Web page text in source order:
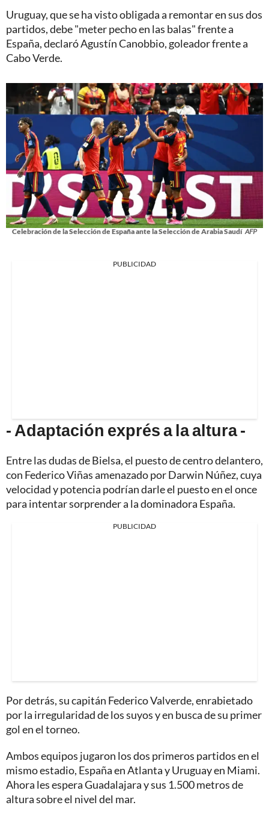
Uruguay, que se ha visto obligada a remontar en sus dos
partidos, debe "meter pecho en las balas" frente a
España, declaró Agustín Canobbio, goleador frente a
Cabo Verde.
Celebración de la Selección de España ante la Selección de Arabia Saudí AFP
PUBLICIDAD
- Adaptación exprés a la altura -
Entre las dudas de Bielsa, el puesto de centro delantero,
con Federico Viñas amenazado por Darwin Núñez, cuya
velocidad y potencia podrían darle el puesto en el once
para intentar sorprender a la dominadora España.
PUBLICIDAD
Por detrás, su capitán Federico Valverde, enrabietado
por la irregularidad de los suyos y en busca de su primer
gol en el torneo.
Ambos equipos jugaron los dos primeros partidos en el
mismo estadio, España en Atlanta y Uruguay en Miami.
Ahora les espera Guadalajara y sus 1.500 metros de
altura sobre el nivel del mar.